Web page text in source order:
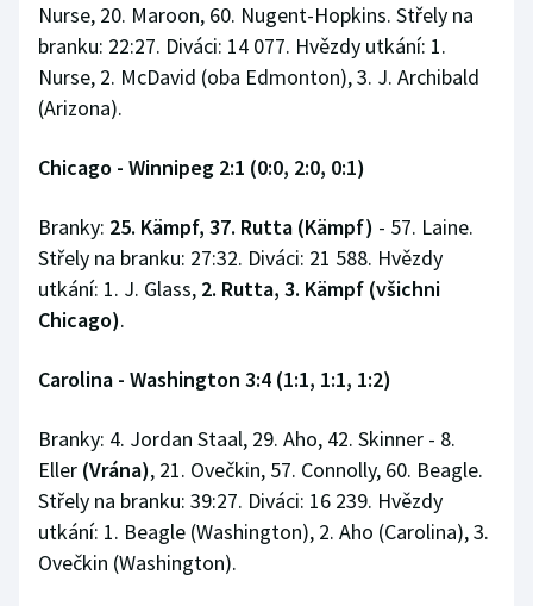
Nurse, 20. Maroon, 60. Nugent-Hopkins. Střely na
branku: 22:27. Diváci: 14 077. Hvězdy utkání: 1.
Nurse, 2. McDavid (oba Edmonton), 3. J. Archibald
(Arizona).
Chicago - Winnipeg 2:1 (0:0, 2:0, 0:1)
Branky: 25. Kämpf, 37. Rutta (Kämpf) - 57. Laine.
Střely na branku: 27:32. Diváci: 21 588. Hvězdy
utkání: 1. J. Glass, 2. Rutta, 3. Kämpf (všichni
Chicago).
Carolina - Washington 3:4 (1:1, 1:1, 1:2)
Branky: 4. Jordan Staal, 29. Aho, 42. Skinner - 8.
Eller (Vrána), 21. Ovečkin, 57. Connolly, 60. Beagle.
Střely na branku: 39:27. Diváci: 16 239. Hvězdy
utkání: 1. Beagle (Washington), 2. Aho (Carolina), 3.
Ovečkin (Washington).